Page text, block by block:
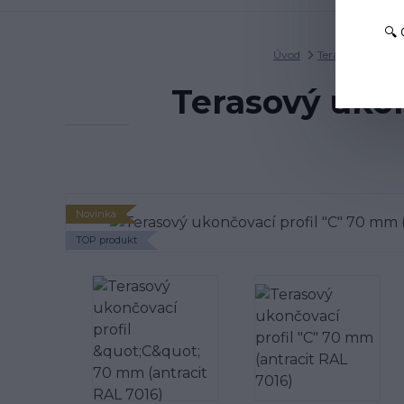
Úvod Terasové profily
Terasový
Novinka
TOP produkt
🔍